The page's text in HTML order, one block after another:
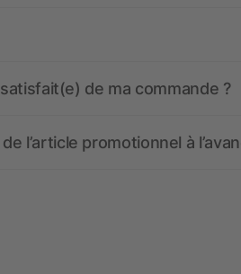
de ma commande ?
l’article promotionnel à